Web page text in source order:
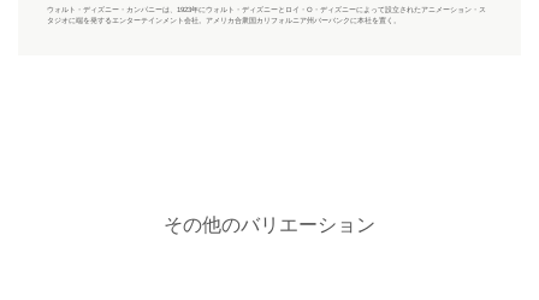
ウォルト・ディズニー・カンパニーは、1923年にウォルト・ディズニーとロイ・O・ディズニーによって設立されたアニメーション・ス
タジオに端を発するエンターテインメント会社。アメリカ合衆国カリフォルニア州バーバンクに本社を置く。
その他のバリエーション